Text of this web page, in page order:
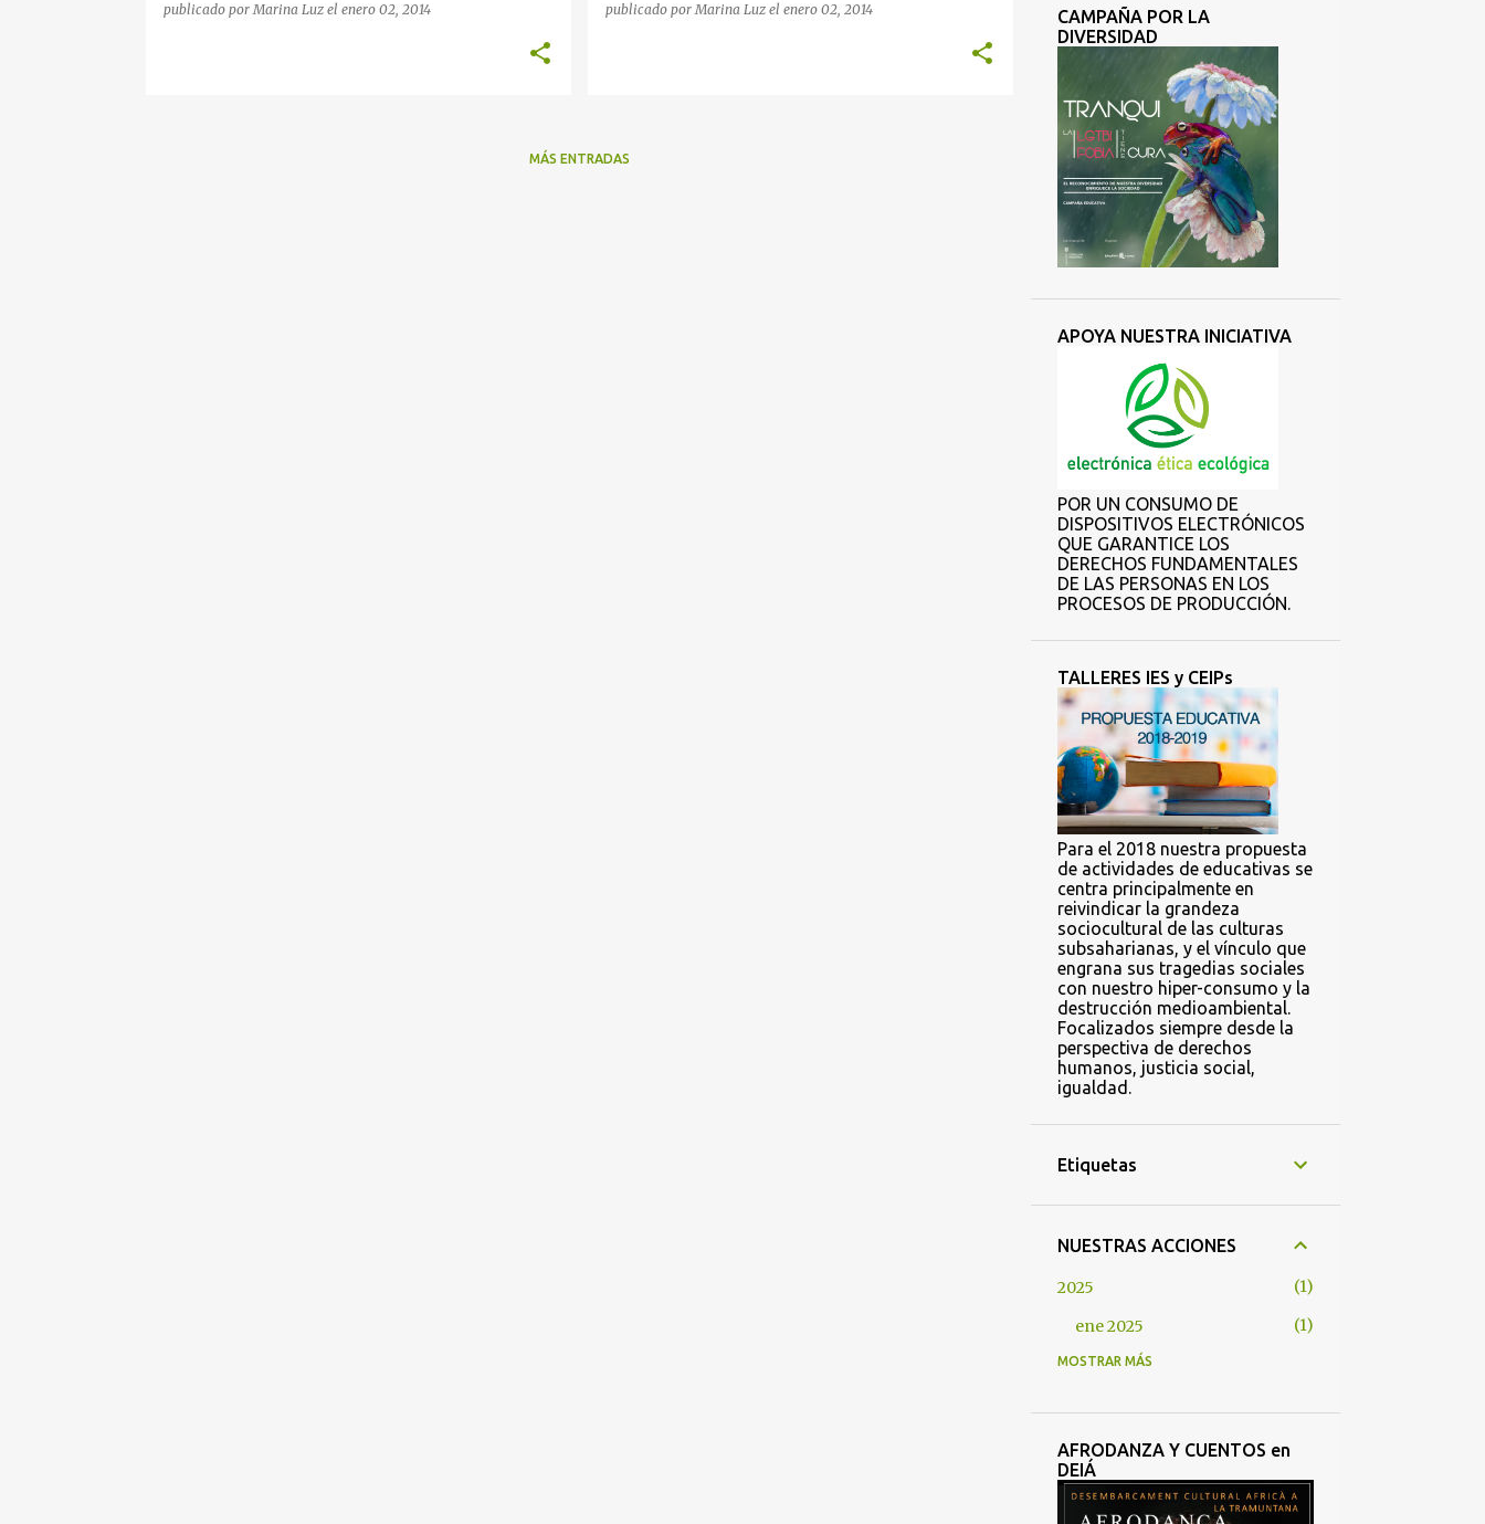
publicado porMarina Luz el enero 02, 2014 publicado porMarina Luz el enero 02, 2014
MÁS ENTRADAS
CAMPAÑA POR LA
DIVERSIDAD
APOYA NUESTRA INICIATIVA
POR UN CONSUMO DE
DISPOSITIVOS ELECTRÓNICOS
QUE GARANTICE LOS
DERECHOS FUNDAMENTALES
DE LAS PERSONAS EN LOS
PROCESOS DE PRODUCCIÓN.
TALLERES IES y CEIPs
Para el 2018 nuestra propuesta
de actividades de educativas se
centra principalmente en
reivindicar la grandeza
sociocultural de las culturas
subsaharianas, y el vínculo que
engrana sus tragedias sociales
con nuestro hiper-consumo y la
destrucción medioambiental.
Focalizados siempre desde la
perspectiva de derechos
humanos, justicia social,
igualdad.
Etiquetas
NUESTRAS ACCIONES
2025
1
ene 2025
1
2022
2021
oct 2021
1
abr 2021
MOSTRAR MÁS
AFRODANZA Y CUENTOS en
DEIÁ